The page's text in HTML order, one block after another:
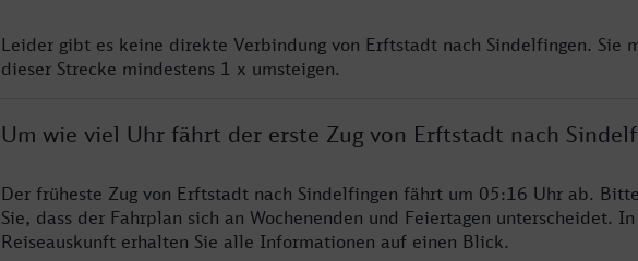
Leider gibt es keine direkte Verbindung von Erftstadt nach Sindelfingen. Sie
dieser Strecke mindestens 1 x umsteigen.
Um wie viel Uhr fährt der erste Zug von Erftstadt nach
Der früheste Zug von Erftstadt nach Sindelfingen fährt um 05:16 Uhr ab.
Sie, dass der Fahrplan sich an Wochenenden und Feiertagen unterscheidet.
Reiseauskunft erhalten Sie alle Informationen auf einen Blick.